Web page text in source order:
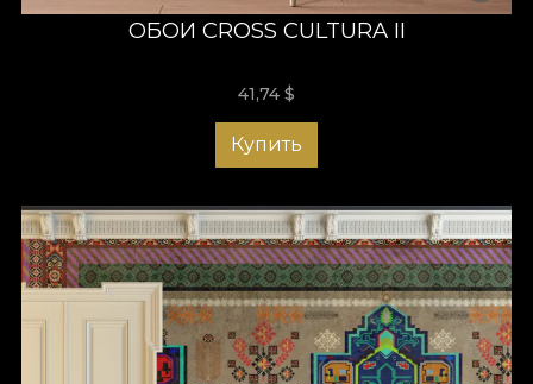
ОБОИ CROSS CULTURA II
41,74 $
Купить